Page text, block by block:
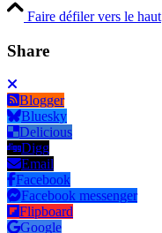
Faire défiler vers le haut
Share
Blogger
Bluesky
Delicious
Digg
Email
Facebook
Facebook messenger
Flipboard
Google